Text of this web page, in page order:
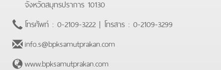
จังหวัดสมุทรปราการ 10130
โทรศัพท์ : 0-2109-3222 | โทรสาร : 0-2109-3299
info.s@bpksamutprakan.com
www.bpksamutprakan.com